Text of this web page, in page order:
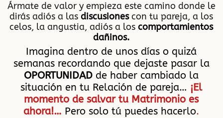
Ármate de valor y empieza este camino donde le
dirás adiós a las discusionescon tu pareja, a los
celos, la angustia, adiós a loscomportamientos
dañinos.
Imagina dentro de unos días o quizá
semanas recordando que dejaste pasar la
OPORTUNIDAD de haber cambiado la
situación en tu Relación de pareja… ¡El
momento de salvar tu Matrimonio es
ahora!… Pero solo tú puedes hacerlo.